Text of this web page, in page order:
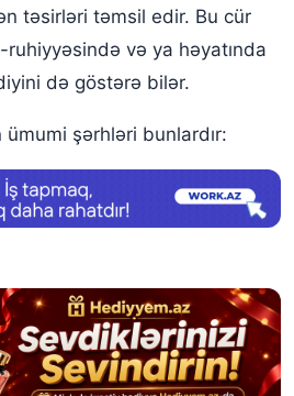
deməkdir?
görmək
təsirləri təmsil edir. Bu cür
ruhiyyəsində və ya həyatında
də göstərə bilər.
şərhləri bunlardır: